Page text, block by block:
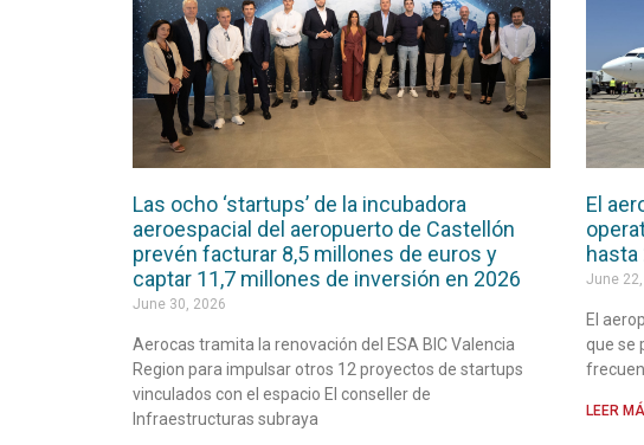
Las ocho ‘startups’ de la incubadora
aeroespacial del aeropuerto de Castellón
prevén facturar 8,5 millones de euros y
captar 11,7 millones de inversión en 2026
June 30, 2026
Aerocas tramita la renovación del ESA BIC Valencia
Region para impulsar otros 12 proyectos de startups
vinculados con el espacio El conseller de
Infraestructuras subraya
El
June
El
que se
LEER